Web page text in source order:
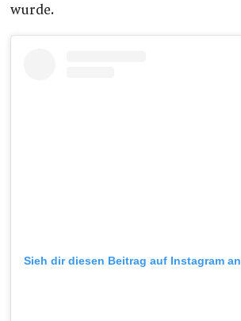
wurde.
Sieh dir diesen Beitrag auf Instagram an